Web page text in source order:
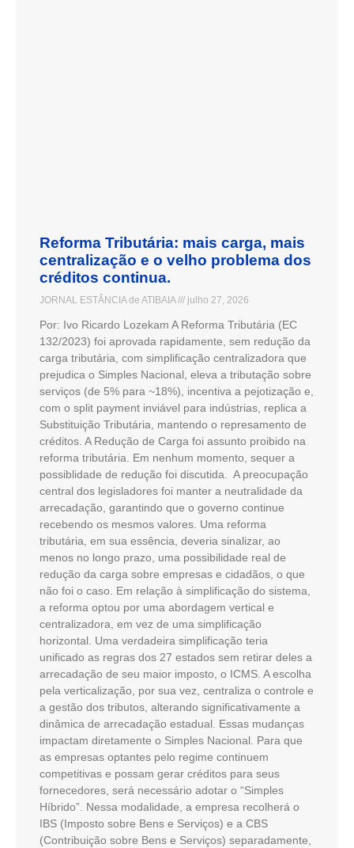
Reforma Tributária: mais carga, mais
centralização e o velho problema dos
créditos continua.
JORNAL ESTÂNCIA de ATIBAIA julho 27, 2026
Por: Ivo Ricardo Lozekam A Reforma Tributária (EC
132/2023) foi aprovada rapidamente, sem redução da
carga tributária, com simplificação centralizadora que
prejudica o Simples Nacional, eleva a tributação sobre
serviços (de 5% para ~18%), incentiva a pejotização e,
com o split payment inviável para indústrias, replica a
Substituição Tributária, mantendo o represamento de
créditos. A Redução de Carga foi assunto proibido na
reforma tributária. Em nenhum momento, sequer a
possiblidade de redução foi discutida. A preocupação
central dos legisladores foi manter a neutralidade da
arrecadação, garantindo que o governo continue
recebendo os mesmos valores. Uma reforma
tributária, em sua essência, deveria sinalizar, ao
menos no longo prazo, uma possibilidade real de
redução da carga sobre empresas e cidadãos, o que
não foi o caso. Em relação à simplificação do sistema,
a reforma optou por uma abordagem vertical e
centralizadora, em vez de uma simplificação
horizontal. Uma verdadeira simplificação teria
unificado as regras dos 27 estados sem retirar deles a
arrecadação de seu maior imposto, o ICMS. A escolha
pela verticalização, por sua vez, centraliza o controle e
a gestão dos tributos, alterando significativamente a
dinâmica de arrecadação estadual. Essas mudanças
impactam diretamente o Simples Nacional. Para que
as empresas optantes pelo regime continuem
competitivas e possam gerar créditos para seus
fornecedores, será necessário adotar o “Simples
Híbrido”. Nessa modalidade, a empresa recolherá o
IBS (Imposto sobre Bens e Serviços) e a CBS
(Contribuição sobre Bens e Serviços) separadamente,